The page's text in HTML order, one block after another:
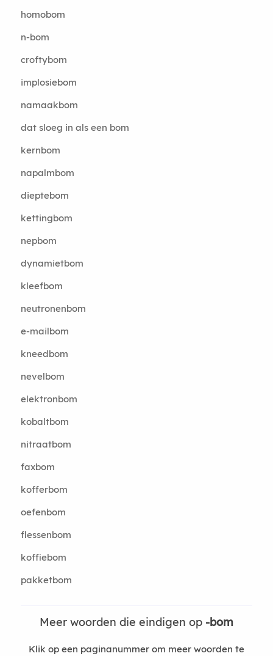
homobom
n-bom
croftybom
implosiebom
namaakbom
dat sloeg in als een bom
kernbom
napalmbom
dieptebom
kettingbom
nepbom
dynamietbom
kleefbom
neutronenbom
e-mailbom
kneedbom
nevelbom
elektronbom
kobaltbom
nitraatbom
faxbom
kofferbom
oefenbom
flessenbom
koffiebom
pakketbom
Meer woorden die eindigen op -bom
Klik op een paginanummer om meer woorden te